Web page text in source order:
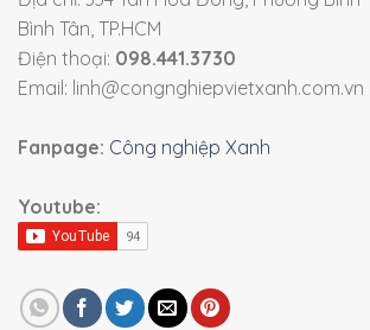
Bình Tân, TP.HCM
Điện thoại: 098.441.3730
Email: linh@congnghiepvietxanh.com.vn
Fanpage: Công nghiệp Xanh
Youtube: